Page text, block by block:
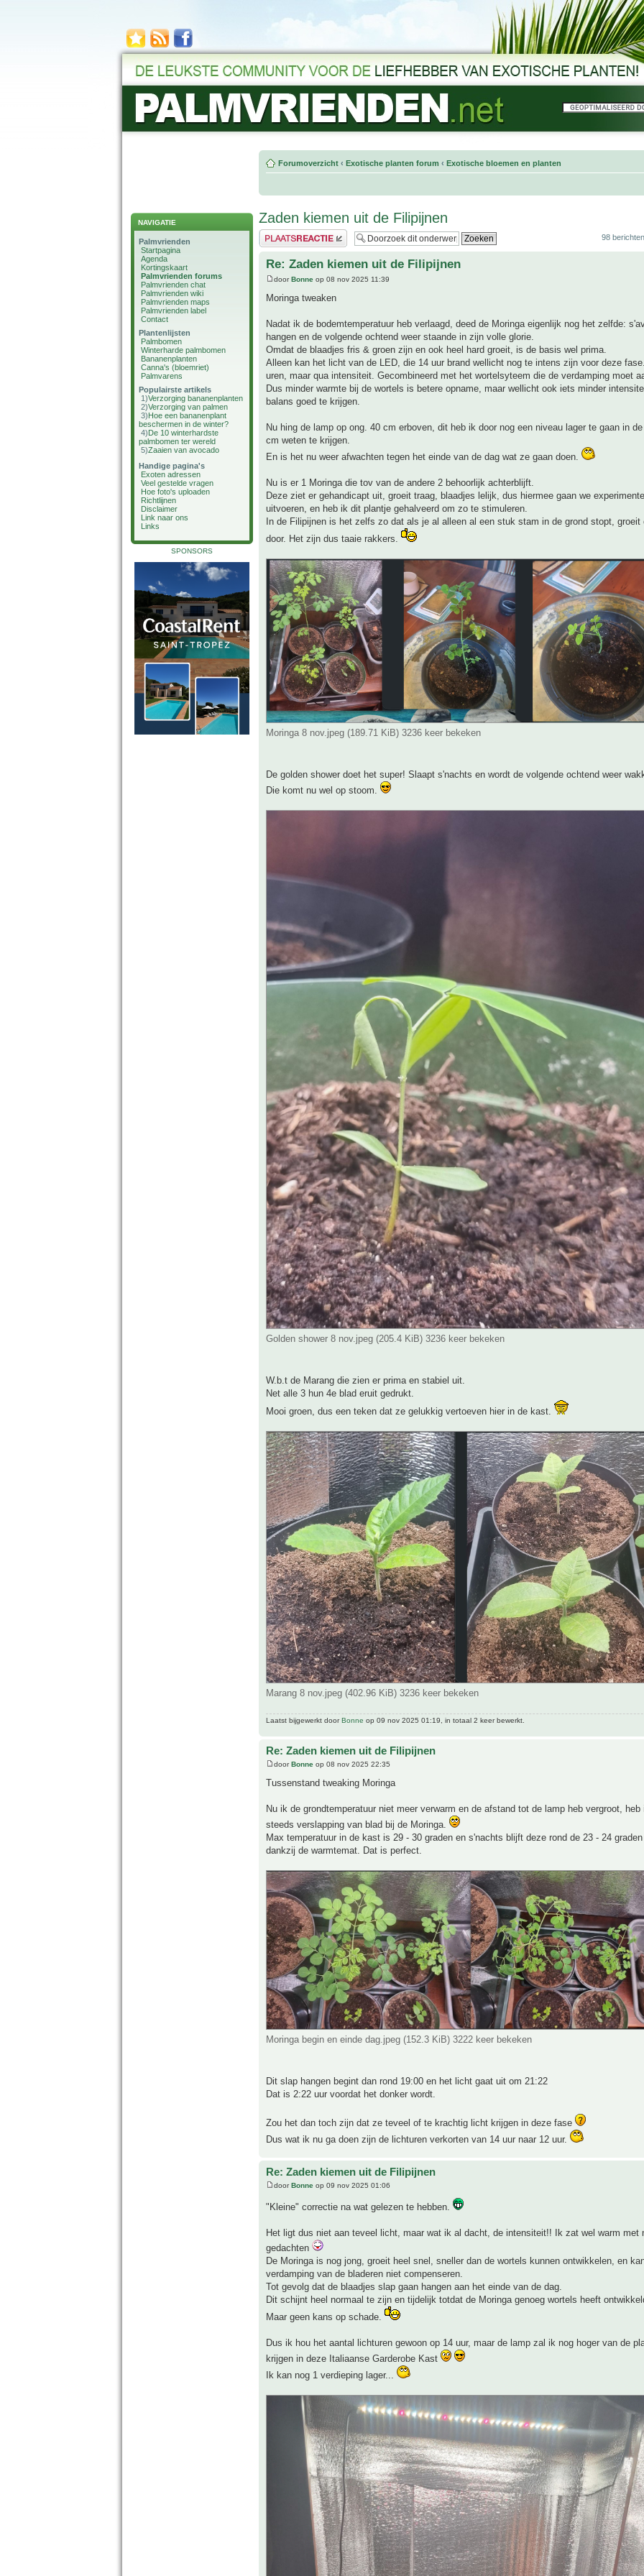
NAVIGATIE
Palmvrienden
Startpagina
Agenda
Kortingskaart
Palmvrienden forums
Palmvrienden chat
Palmvrienden wiki
Palmvrienden maps
Palmvrienden label
Contact
Plantenlijsten
Palmbomen
Winterharde palmbomen
Bananenplanten
Canna's (bloemriet)
Palmvarens
Populairste artikels
1)Verzorging bananenplanten
2)Verzorging van palmen
3)Hoe een bananenplant
beschermen in de winter?
4)De 10 winterhardste
palmbomen ter wereld
5)Zaaien van avocado
Handige pagina's
Exoten adressen
Veel gestelde vragen
Hoe foto's uploaden
Richtlijnen
Disclaimer
Link naar ons
Links
SPONSORS
Forumoverzicht ‹ Exotische planten forum ‹ Exotische bloemen en planten
Zaden kiemen uit de Filipijnen
Plaats een reactie 98
Re: Zaden kiemen uit de Filipijnen
doorBonne op 08 nov 2025 11:39
Moringa tweaken
Nadat ik de bodemtemperatuur heb verlaagd, deed de Moringa eigenlijk nog het zelfde:
hangen en de volgende ochtend weer staande in zijn volle glorie.
Omdat de blaadjes fris & groen zijn en ook heel hard groeit, is de basis wel prima.
Alleen kan het licht van de LED, die 14 uur brand wellicht nog te intens zijn voor deze
uren, maar qua intensiteit. Gecombineerd met het wortelsyteem die de verdamping moet
Dus minder warmte bij de wortels is betere opname, maar wellicht ook iets minder
balans goed te krijgen.
Nu hing de lamp op ong. 40 cm erboven, dit heb ik door nog een niveau lager te gaan in
cm weten te krijgen.
En is het nu weer afwachten tegen het einde van de dag wat ze gaan doen.
Nu is er 1 Moringa die tov van de andere 2 behoorlijk achterblijft.
Deze ziet er gehandicapt uit, groeit traag, blaadjes lelijk, dus hiermee gaan we
uitvoeren, en heb ik dit plantje gehalveerd om zo te stimuleren.
In de Filipijnen is het zelfs zo dat als je al alleen al een stuk stam in de grond stopt, groeit
door. Het zijn dus taaie rakkers.
Moringa 8 nov.jpeg (189.71 KiB) 3236 keer bekeken
De golden shower doet het super! Slaapt s'nachts en wordt de volgende ochtend weer
Die komt nu wel op stoom.
Golden shower 8 nov.jpeg (205.4 KiB) 3236 keer bekeken
W.b.t de Marang die zien er prima en stabiel uit.
Net alle 3 hun 4e blad eruit gedrukt.
Mooi groen, dus een teken dat ze gelukkig vertoeven hier in de kast.
Marang 8 nov.jpeg (402.96 KiB) 3236 keer bekeken
Laatst bijgewerkt doorBonne op 09 nov 2025 01:19, in totaal 2 keer bewerkt.
Re: Zaden kiemen uit de Filipijnen
doorBonne op 08 nov 2025 22:35
Tussenstand tweaking Moringa
Nu ik de grondtemperatuur niet meer verwarm en de afstand tot de lamp heb vergroot, heb
steeds verslapping van blad bij de Moringa.
Max temperatuur in de kast is 29 - 30 graden en s'nachts blijft deze rond de 23 - 24
dankzij de warmtemat. Dat is perfect.
Moringa begin en einde dag.jpeg (152.3 KiB) 3222 keer bekeken
Dit slap hangen begint dan rond 19:00 en het licht gaat uit om 21:22
Dat is 2:22 uur voordat het donker wordt.
Zou het dan toch zijn dat ze teveel of te krachtig licht krijgen in deze fase
Dus wat ik nu ga doen zijn de lichturen verkorten van 14 uur naar 12 uur.
Re: Zaden kiemen uit de Filipijnen
doorBonne op 09 nov 2025 01:06
"Kleine" correctie na wat gelezen te hebben.
Het ligt dus niet aan teveel licht, maar wat ik al dacht, de intensiteit!! Ik zat wel warm met
gedachten
De Moringa is nog jong, groeit heel snel, sneller dan de wortels kunnen ontwikkelen, en
verdamping van de bladeren niet compenseren.
Tot gevolg dat de blaadjes slap gaan hangen aan het einde van de dag.
Dit schijnt heel normaal te zijn en tijdelijk totdat de Moringa genoeg wortels heeft
Maar geen kans op schade.
Dus ik hou het aantal lichturen gewoon op 14 uur, maar de lamp zal ik nog hoger van de
krijgen in deze Italiaanse Garderobe Kast
Ik kan nog 1 verdieping lager...